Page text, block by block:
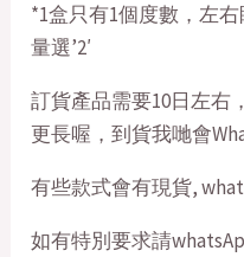
*1盒只有1個度數，左
量選’2′
訂貨產品需要10日左右
更長喔，到貨我哋會
有些款式會有現貨,
如有特別要求請